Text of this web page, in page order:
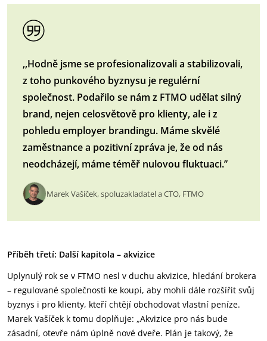
‚‚Hodně jsme se profesionalizovali a stabilizovali,
z toho punkového byznysu je regulérní
společnost. Podařilo se nám z FTMO udělat silný
brand, nejen celosvětově pro klienty, ale i z
pohledu employer brandingu. Máme skvělé
zaměstnance a pozitivní zpráva je, že od nás
neodcházejí, máme téměř nulovou fluktuaci.’’
Marek Vašíček, spoluzakladatel a CTO, FTMO
Příběh třetí: Další kapitola – akvizice
Uplynulý rok se v FTMO nesl v duchu akvizice, hledání brokera
– regulované společnosti ke koupi, aby mohli dále rozšířit svůj
byznys i pro klienty, kteří chtějí obchodovat vlastní peníze.
Marek Vašíček k tomu doplňuje: „Akvizice pro nás bude
zásadní, otevře nám úplně nové dveře. Plán je takový, že